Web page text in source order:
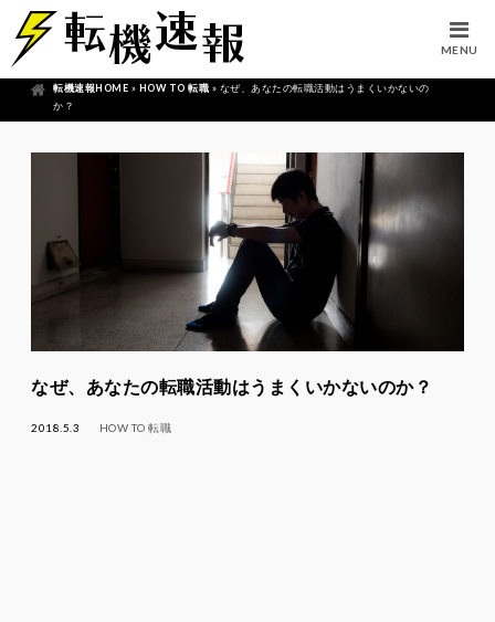
MENU
転機速報HOME » HOW TO 転職 » なぜ、あなたの転職活動はうまくいかないの
か？
なぜ、あなたの転職活動はうまくいかないのか？
2018.5.3 HOW TO 転職